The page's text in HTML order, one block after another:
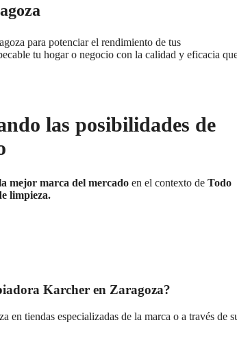
para potenciar el rendimiento de tus
tu hogar o negocio con la calidad y eficacia
las posibilidades de
mejor marca del mercado en el contexto de Todo
limpieza.
Karcher en Zaragoza?
en tiendas especializadas de la marca o a través de